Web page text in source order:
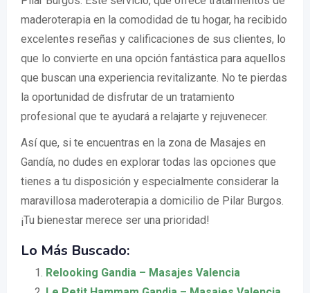
maderoterapia en la comodidad de tu hogar, ha recibido
excelentes reseñas y calificaciones de sus clientes, lo
que lo convierte en una opción fantástica para aquellos
que buscan una experiencia revitalizante. No te pierdas
la oportunidad de disfrutar de un tratamiento
profesional que te ayudará a relajarte y rejuvenecer.
Así que, si te encuentras en la zona de Masajes en
Gandía, no dudes en explorar todas las opciones que
tienes a tu disposición y especialmente considerar la
maravillosa maderoterapia a domicilio de Pilar Burgos.
¡Tu bienestar merece ser una prioridad!
Lo Más Buscado:
Relooking Gandia – Masajes Valencia